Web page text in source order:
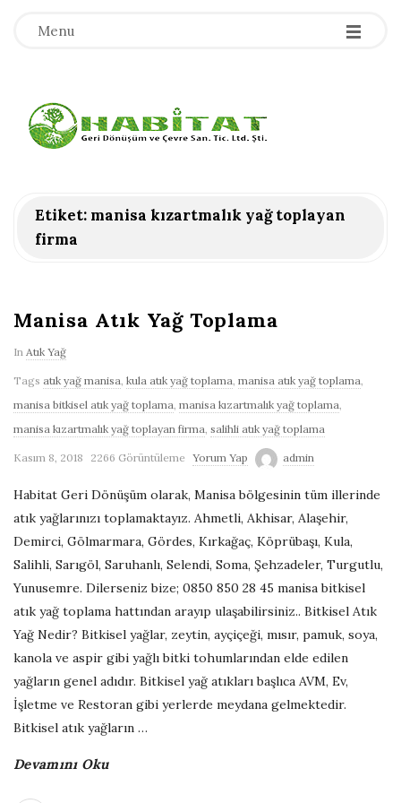
Menu -
-
-
H
a
t
G
e
r
i
D
ö
n
ü
ş
Etiket: manisa kızartmalık yağ toplayan
firma
Manisa Atık Yağ Toplama
In Atık Yağ
Tags atık yağ manisa, kula atık yağ toplama, manisa atık yağ toplama,
manisa bitkisel atık yağ toplama, manisa kızartmalık yağ toplama,
manisa kızartmalık yağ toplayan firma, salihli atık yağ toplama
Kasım 8, 2018 2266 Görüntüleme Yorum Yap admin
Habitat Geri Dönüşüm olarak, Manisa bölgesinin tüm illerinde
atık yağlarınızı toplamaktayız. Ahmetli, Akhisar, Alaşehir,
Demirci, Gölmarmara, Gördes, Kırkağaç, Köprübaşı, Kula,
Salihli, Sarıgöl, Saruhanlı, Selendi, Soma, Şehzadeler, Turgutlu,
Yunusemre. Dilerseniz bize; 0850 850 28 45 manisa bitkisel
atık yağ toplama hattından arayıp ulaşabilirsiniz.. Bitkisel Atık
Yağ Nedir? Bitkisel yağlar, zeytin, ayçiçeği, mısır, pamuk, soya,
kanola ve aspir gibi yağlı bitki tohumlarından elde edilen
yağların genel adıdır. Bitkisel yağ atıkları başlıca AVM, Ev,
İşletme ve Restoran gibi yerlerde meydana gelmektedir.
Bitkisel atık yağların …
Devamını Oku